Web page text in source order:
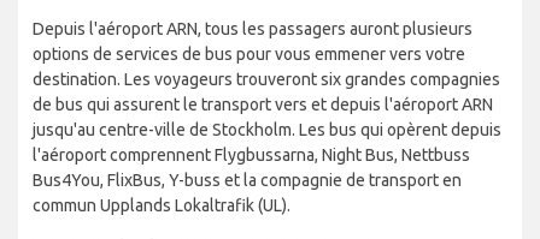
Depuis l'aéroport ARN, tous les passagers auront plusieurs
options de services de bus pour vous emmener vers votre
destination. Les voyageurs trouveront six grandes compagnies
de bus qui assurent le transport vers et depuis l'aéroport ARN
jusqu'au centre-ville de Stockholm. Les bus qui opèrent depuis
l'aéroport comprennent Flygbussarna, Night Bus, Nettbuss
Bus4You, FlixBus, Y-buss et la compagnie de transport en
commun Upplands Lokaltrafik (UL).